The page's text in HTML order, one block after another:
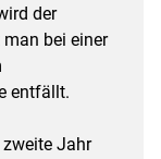
der
bei einer
entfällt.
zweite Jahr